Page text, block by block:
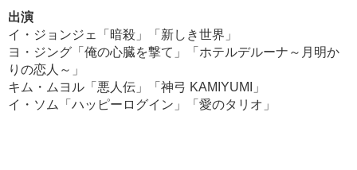
出演
イ・ジョンジェ「暗殺」「新しき世界」
ヨ・ジング「俺の心臓を撃て」「ホテルデルーナ～月明か
りの恋人～」
キム・ムヨル「悪人伝」「神弓 KAMIYUMI」
イ・ソム「ハッピーログイン」「愛のタリオ」